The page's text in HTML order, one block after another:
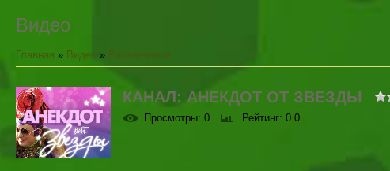
Видео
Главная » Видео » Развлечения
КАНАЛ: АНЕКДОТ ОТ ЗВЕЗДЫ
Просмотры: 0 Рейтинг: 0.0